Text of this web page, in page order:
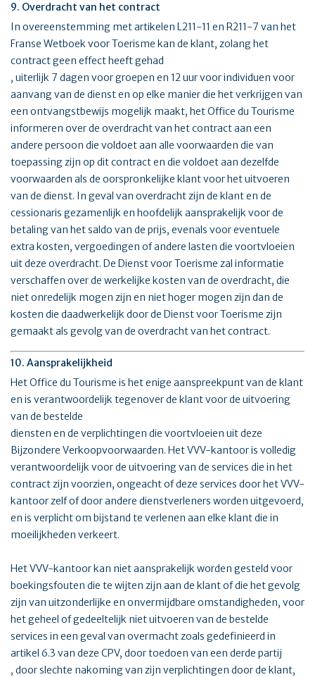
9. Overdracht van het contract
In overeenstemming met artikelen L211-11 en R211-7 van het
Franse Wetboek voor Toerisme kan de klant, zolang het
contract geen effect heeft gehad
, uiterlijk 7 dagen voor groepen en 12 uur voor individuen voor
aanvang van de dienst en op elke manier die het verkrijgen van
een ontvangstbewijs mogelijk maakt, het Office du Tourisme
informeren over de overdracht van het contract aan een
andere persoon die voldoet aan alle voorwaarden die van
toepassing zijn op dit contract en die voldoet aan dezelfde
voorwaarden als de oorspronkelijke klant voor het uitvoeren
van de dienst. In geval van overdracht zijn de klant en de
cessionaris gezamenlijk en hoofdelijk aansprakelijk voor de
betaling van het saldo van de prijs, evenals voor eventuele
extra kosten, vergoedingen of andere lasten die voortvloeien
uit deze overdracht. De Dienst voor Toerisme zal informatie
verschaffen over de werkelijke kosten van de overdracht, die
niet onredelijk mogen zijn en niet hoger mogen zijn dan de
kosten die daadwerkelijk door de Dienst voor Toerisme zijn
gemaakt als gevolg van de overdracht van het contract.
10. Aansprakelijkheid
Het Office du Tourisme is het enige aanspreekpunt van de klant
en is verantwoordelijk tegenover de klant voor de uitvoering
van de bestelde
diensten en de verplichtingen die voortvloeien uit deze
Bijzondere Verkoopvoorwaarden. Het VVV-kantoor is volledig
verantwoordelijk voor de uitvoering van de services die in het
contract zijn voorzien, ongeacht of deze services door het VVV-
kantoor zelf of door andere dienstverleners worden uitgevoerd,
en is verplicht om bijstand te verlenen aan elke klant die in
moeilijkheden verkeert.
Het VVV-kantoor kan niet aansprakelijk worden gesteld voor
boekingsfouten die te wijten zijn aan de klant of die het gevolg
zijn van uitzonderlijke en onvermijdbare omstandigheden, voor
het geheel of gedeeltelijk niet uitvoeren van de bestelde
services in een geval van overmacht zoals gedefinieerd in
artikel 6.3 van deze CPV, door toedoen van een derde partij
, door slechte nakoming van zijn verplichtingen door de klant,